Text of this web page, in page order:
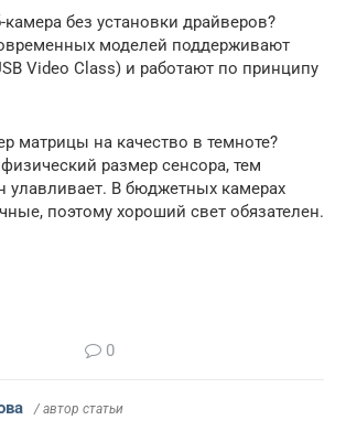
камера без установки драйверов?
моделей поддерживают
Video Class) и работают по принципу
матрицы на качество в темноте?
размер сенсора, тем
улавливает. В бюджетных камерах
поэтому хороший свет обязателен.
0
/ автор статьи